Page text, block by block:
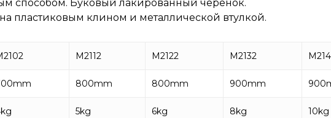
способом. Буковый лакированный черенок.
пластиковым клином и металлической втулкой.
M2112 M2122 M2132
800mm 800mm 900mm
5kg 6kg 8kg 10kg